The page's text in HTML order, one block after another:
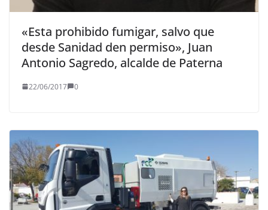
«Esta prohibido fumigar, salvo que
desde Sanidad den permiso», Juan
Antonio Sagredo, alcalde de Paterna
22/06/2017 0